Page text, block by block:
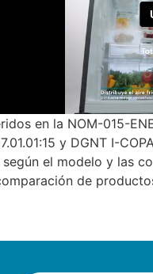
en la NOM-015-
y DGNT I-
el modelo y las
de